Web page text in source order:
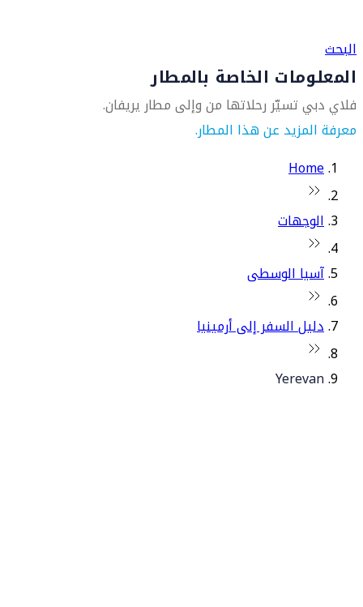
البحث
المعلومات الخاصة بالمطار
فلاي دبي تسيّر رحلاتها من وإلى مطار يريفان.
معرفة المزيد عن هذا المطار.
Home
الوجهات
آسيا الوسطى
دليل السفر إلى أرمينيا
Yerevan